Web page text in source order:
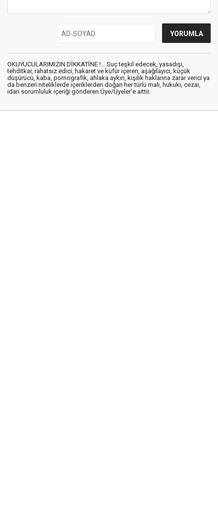
OKUYUCULARIMIZIN DİKKATİNE !... Suç teşkil edecek, yasadışı,
tehditkar, rahatsız edici, hakaret ve küfür içeren, aşağılayıcı, küçük
düşürücü, kaba, pornografik, ahlaka aykırı, kişilik haklarına zarar verici ya
da benzeri niteliklerde içeriklerden doğan her türlü mali, hukuki, cezai,
idari sorumluluk içeriği gönderen Üye/Üyeler’e aittir.